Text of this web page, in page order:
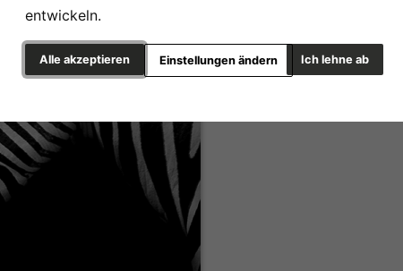
entwickeln.
Alle akzeptieren Ich lehne ab
Einstellungen ändern